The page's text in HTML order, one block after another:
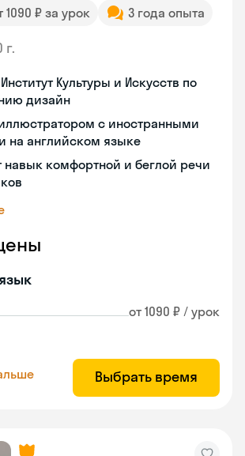
1090 ₽ за урок 3 года опыта
г.
Культуры и Искусств по
дизайн
с иностранными
на английском языке
навык комфортной и беглой речи
от 1090 ₽ / урок
Выбрать время